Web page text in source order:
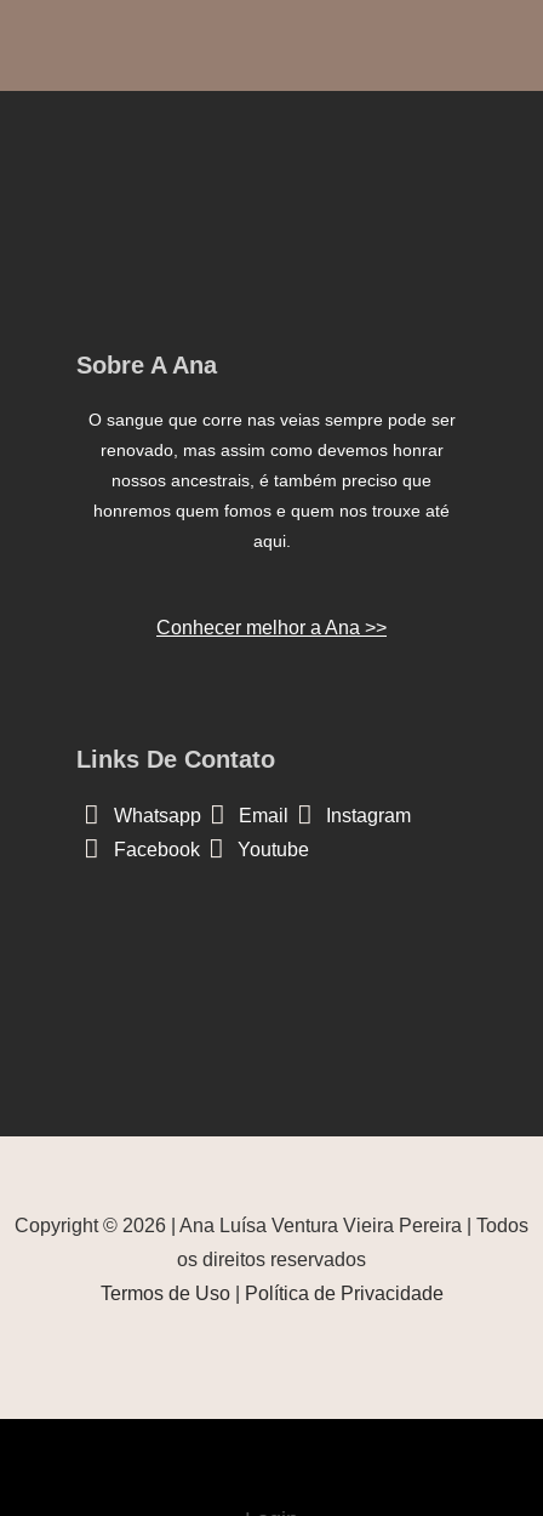
Sobre A Ana
O sangue que corre nas veias sempre pode ser
renovado, mas assim como devemos honrar
nossos ancestrais, é também preciso que
honremos quem fomos e quem nos trouxe até
aqui.
Conhecer melhor a Ana >>
Links De Contato
Whatsapp Email
Instagram
Facebook
Youtube
Copyright © 2026 | Ana Luísa Ventura Vieira Pereira | Todos
os direitos reservados
Termos de Uso| Política de Privacidade